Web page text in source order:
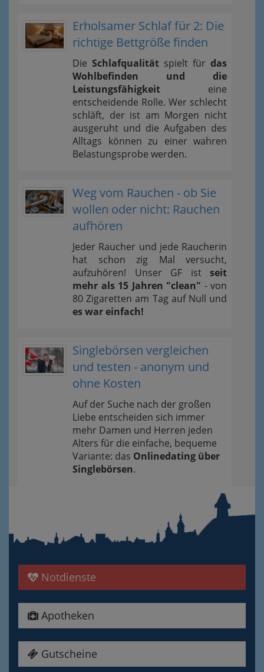
Erholsamer Schlaf für 2: Die
richtige Bettgröße finden
Die Schlafqualität spielt für das
Wohlbefinden und die
Leistungsfähigkeit eine
entscheidende Rolle. Wer schlecht
schläft, der ist am Morgen nicht
ausgeruht und die Aufgaben des
Alltags können zu einer wahren
Belastungsprobe werden.
Weg vom Rauchen - ob Sie
wollen oder nicht: Rauchen
aufhören
Jeder Raucher und jede Raucherin
hat schon zig Mal versucht,
aufzuhören! Unser GF ist seit
mehr als 15 Jahren "clean" - von
80 Zigaretten am Tag auf Null und
es war einfach!
Singlebörsen vergleichen
und testen - anonym und
ohne Kosten
Auf der Suche nach der großen
Liebe entscheiden sich immer
mehr Damen und Herren jeden
Alters für die einfache, bequeme
Variante: das Onlinedating über
Singlebörsen.
Notdienste
Apotheken
Gutscheine